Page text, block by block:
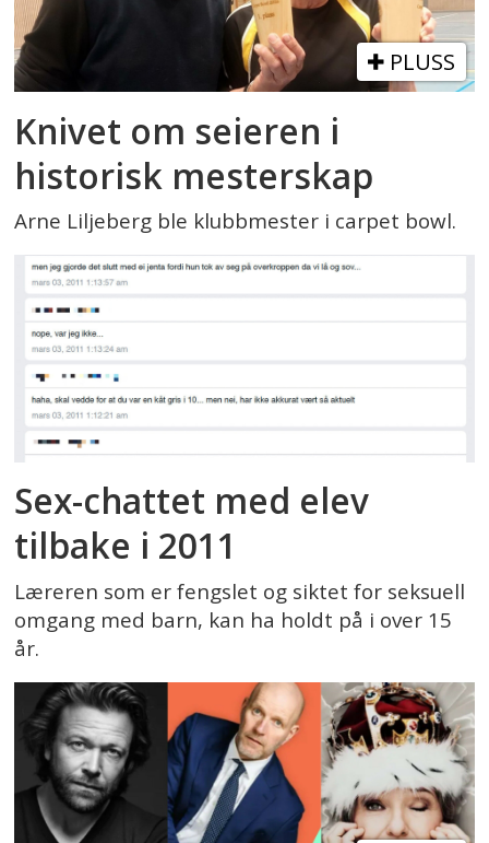
PLUSS
Knivet om seieren i
historisk mesterskap
Arne Liljeberg ble klubbmester i carpet bowl.
Sex-chattet med elev
tilbake i 2011
Læreren som er fengslet og siktet for seksuell
omgang med barn, kan ha holdt på i over 15
år.